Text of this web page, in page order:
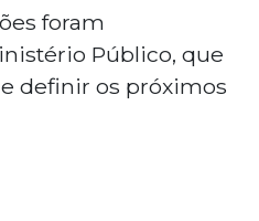
foram
Público, que
definir os próximos